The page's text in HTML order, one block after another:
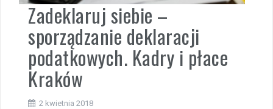
Zadeklaruj siebie –
sporządzanie deklaracji
podatkowych. Kadry i płace
Kraków
2 kwietnia 2018